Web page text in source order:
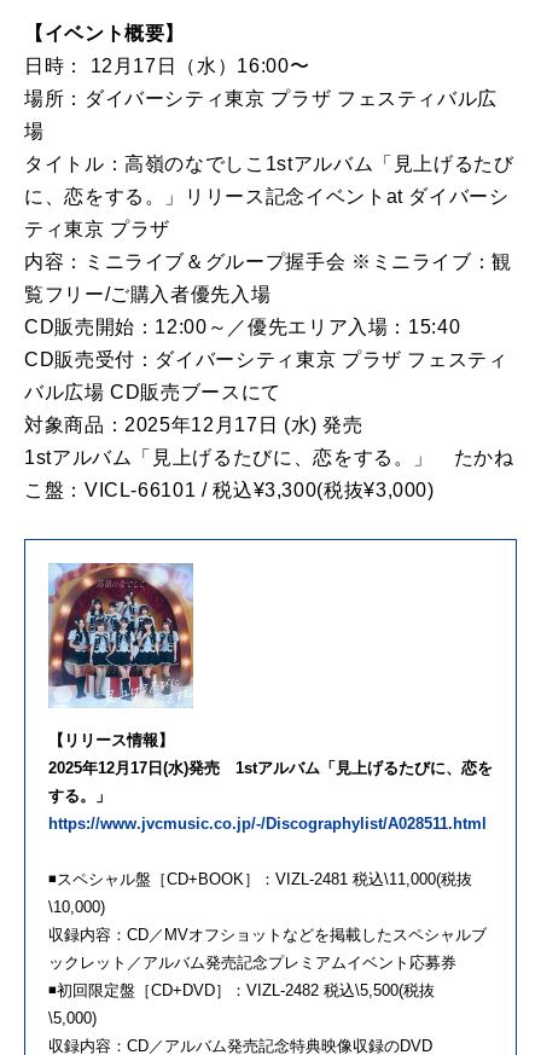
【イベント概要】
日時： 12月17日（水）16:00〜
場所：ダイバーシティ東京 プラザ フェスティバル広
場
タイトル：高嶺のなでしこ1stアルバム「見上げるたび
に、恋をする。」リリース記念イベントat ダイバーシ
ティ東京 プラザ
内容：ミニライブ＆グループ握手会 ※ミニライブ：観
覧フリー/ご購入者優先入場
CD販売開始：12:00～／優先エリア入場：15:40
CD販売受付：ダイバーシティ東京 プラザ フェスティ
バル広場 CD販売ブースにて
対象商品：2025年12月17日 (水) 発売
1stアルバム「見上げるたびに、恋をする。」 たかね
こ盤：VICL-66101 / 税込¥3,300(税抜¥3,000)
【リリース情報】
2025年12月17日(水)発売 1stアルバム「見上げるたびに、恋を
する。」
https://www.jvcmusic.co.jp/-/Discographylist/A028511.html
◾️スペシャル盤［CD+BOOK］：VIZL-2481 税込\11,000(税抜
\10,000)
収録内容：CD／MVオフショットなどを掲載したスペシャルブ
ックレット／アルバム発売記念プレミアムイベント応募券
◾️初回限定盤［CD+DVD］：VIZL-2482 税込\5,500(税抜
\5,000)
収録内容：CD／アルバム発売記念特典映像収録のDVD